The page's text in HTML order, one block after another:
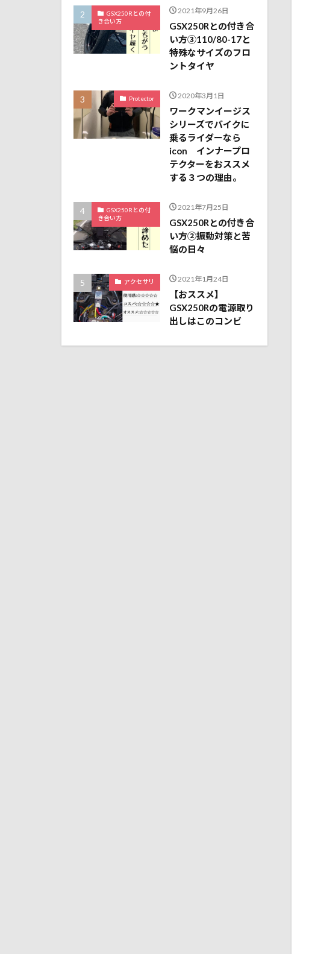
GSX250Rとの付
き合い方
2021年9月26日
GSX250Rとの付き合
い方③110/80-17と
特殊なサイズのフロ
ントタイヤ
Protector 2020年3月1日
ワークマンイージス
シリーズでバイクに
乗るライダーなら
icon インナープロ
テクターをおススメ
する３つの理由。
GSX250Rとの付
き合い方
2021年7月25日
GSX250Rとの付き合
い方②振動対策と苦
悩の日々
アクセサリ 2021年1月24日
【おススメ】
GSX250Rの電源取り
出しはこのコンビ